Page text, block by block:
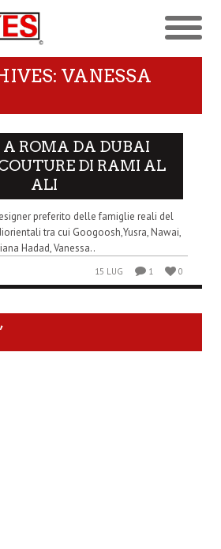
VANESSA
ROMA DA DUBAI
DI RAMI AL
ALI
preferito delle famiglie reali del
tra cui Googoosh,Yusra, Nawai,
Hadad, Vanessa..
15 LUG 1 0